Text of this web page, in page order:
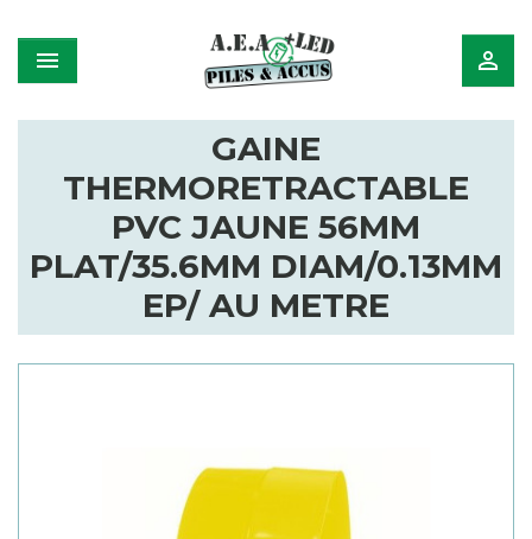


GAINE
THERMORETRACTABLE
PVC JAUNE 56MM
PLAT/35.6MM DIAM/0.13MM
EP/ AU METRE